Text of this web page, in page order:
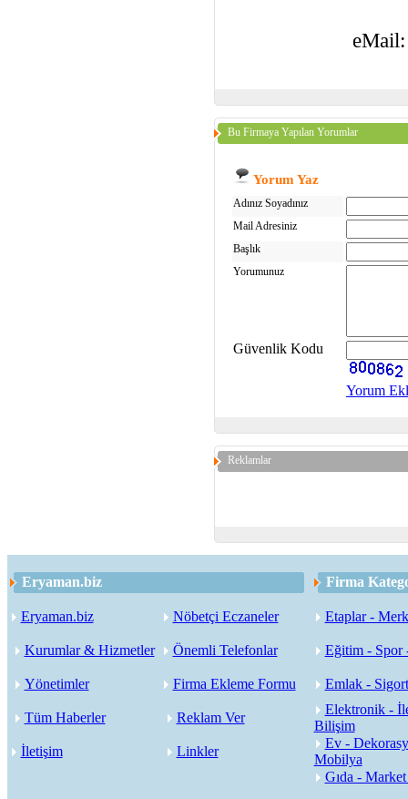
eMail:
Bu Firmaya Yapılan Yorumlar
Yorum Yaz
Adınız Soyadınız
Mail Adresiniz
Başlık
Yorumunuz
Güvenlik Kodu
Yorum
Reklamlar
Eryaman.biz Firma
Eryaman.biz Nöbetçi Eczaneler Etaplar -
Kurumlar & Hizmetler Önemli Telefonlar Eğitim - Spor
Yönetimler Firma Ekleme Formu Emlak -
Tüm Haberler Reklam Ver
Elektronik -
Bilişim
İletişim
Linkler
Ev -
Mobilya
Gıda -